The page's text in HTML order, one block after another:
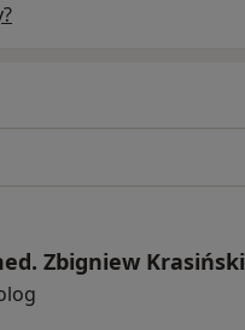
Zbigniew Krasiński